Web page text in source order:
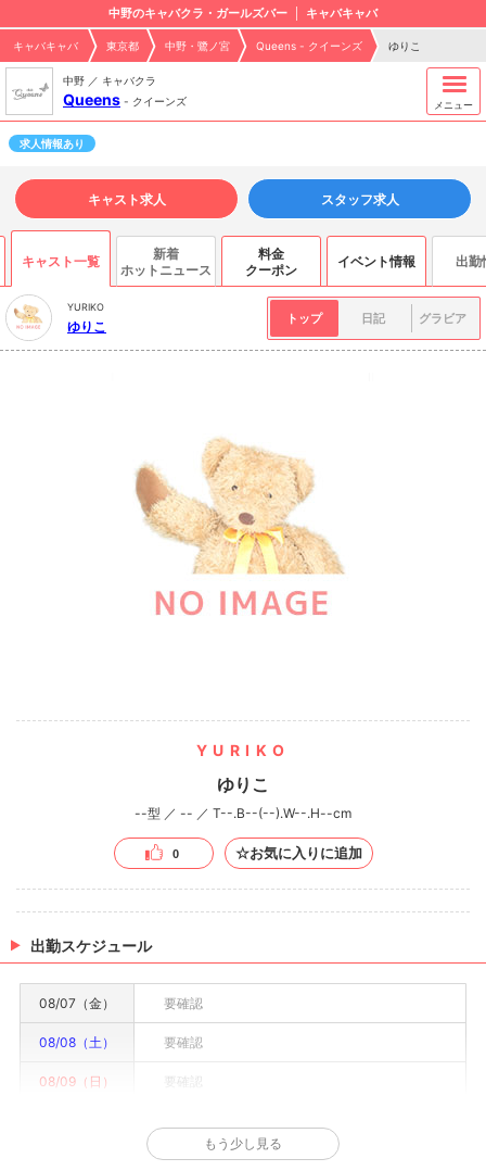
中野のキャバクラ・ガールズバー キャバキャバ
キャバキャバ 東京都 中野・鷺ノ宮 Queens - クイーンズ ゆりこ
中野 ／ キャバクラ
Queens - クイーンズ メニュー
求人情報あり
キャスト求人 スタッフ求人
キャスト一覧
新着
ホットニュース
料金
クーポン
イベント情報 出勤
YURIKO
ゆりこ トップ 日記 グラビア
YURIKO
ゆりこ
--型 ／ -- ／ T--.B--(--).W--.H--cm
0 ☆お気に入りに追加
出勤スケジュール
08/07（金） 要確認
08/08（土） 要確認
08/09（日） 要確認
要確認
もう少し見る